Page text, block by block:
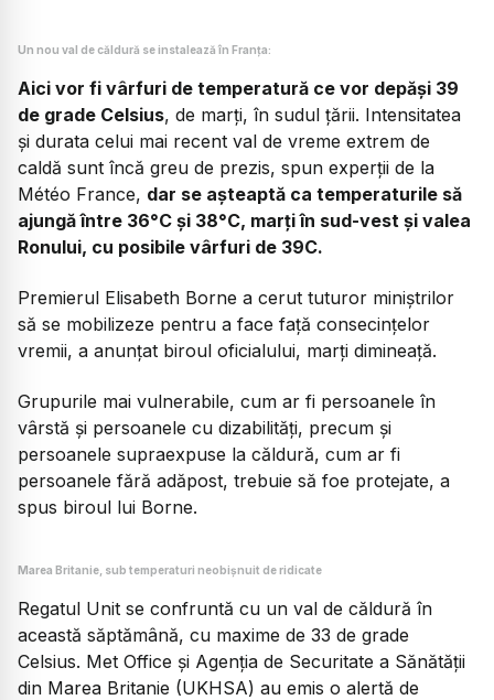
Un nou val de căldură se instalează în Franța:
Aici vor fi vârfuri de temperatură ce vor depăși 39
de grade Celsius, de marți, în sudul țării. Intensitatea
și durata celui mai recent val de vreme extrem de
caldă sunt încă greu de prezis, spun experții de la
Météo France, dar se așteaptă ca temperaturile să
ajungă între 36°C și 38°C, marți în sud-vest și valea
Ronului, cu posibile vârfuri de 39C.
Premierul Elisabeth Borne a cerut tuturor miniștrilor
să se mobilizeze pentru a face față consecințelor
vremii, a anunțat biroul oficialului, marți dimineață.
Grupurile mai vulnerabile, cum ar fi persoanele în
vârstă și persoanele cu dizabilități, precum și
persoanele supraexpuse la căldură, cum ar fi
persoanele fără adăpost, trebuie să foe protejate, a
spus biroul lui Borne.
Marea Britanie, sub temperaturi neobișnuit de ridicate
Regatul Unit se confruntă cu un val de căldură în
această săptămână, cu maxime de 33 de grade
Celsius. Met Office și Agenția de Securitate a Sănătății
din Marea Britanie (UKHSA) au emis o alertă de